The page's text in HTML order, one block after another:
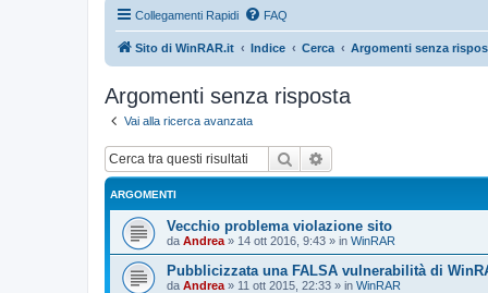
Collegamenti Rapidi FAQ
Sito di WinRAR.it Indice Cerca Argomenti senza
Argomenti senza risposta
Vai alla ricerca avanzata
Cerca
ARGOMENTI
Vecchio problema violazione sito
da Andrea » 14 ott 2016, 9:43 » in WinRAR
Pubblicizzata una FALSA vulnerabilità di
da Andrea » 11 ott 2015, 22:33 » in WinRAR